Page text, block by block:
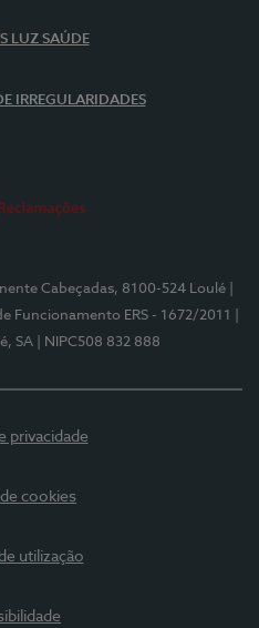
LUZ SAÚDE
IRREGULARIDADES
Cabeçadas, 8100-524 Loulé
Funcionamento ERS - 1672/2011
SA
| NIPC508 832 888
privacidade
cookies
utilização